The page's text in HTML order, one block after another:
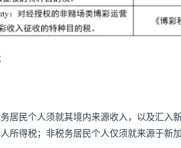
居民个人须就其境内来源收入，以及汇入
所得税；非税务居民个人仅须就来源于新加